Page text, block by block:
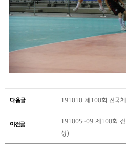
다음글 191010 제100회 전국
이전글
191005~09 제100회 전
싱)